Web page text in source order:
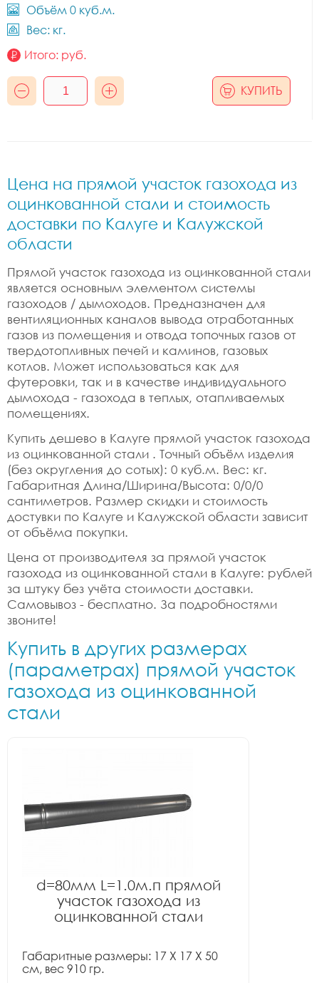
Объём 0 куб.м.
Вес: кг.
Итого: руб.
КУПИТЬ
Цена на прямой участок газохода из
оцинкованной стали и стоимость
доставки по Калуге и Калужской
области
Прямой участок газохода из оцинкованной стали
является основным элементом системы
газоходов / дымоходов. Предназначен для
вентиляционных каналов вывода отработанных
газов из помещения и отвода топочных газов от
твердотопливных печей и каминов, газовых
котлов. Может использоваться как для
футеровки, так и в качестве индивидуального
дымохода - газохода в теплых, отапливаемых
помещениях.
Купить дешево в Калуге прямой участок газохода
из оцинкованной стали . Точный объём изделия
(без округления до сотых): 0 куб.м. Вес: кг.
Габаритная Длина/Ширина/Высота: 0/0/0
сантиметров. Размер скидки и стоимость
достувки по Калуге и Калужской области зависит
от объёма покупки.
Цена от производителя за прямой участок
газохода из оцинкованной стали в Калуге: рублей
за штуку без учёта стоимости доставки.
Самовывоз - бесплатно. За подробностями
звоните!
Купить в других размерах
(параметрах) прямой участок
газохода из оцинкованной
стали
d=80мм L=1.0м.п прямой
участок газохода из
оцинкованной стали
Габаритные размеры: 17 X 17 X 50
см, вес 910 гр.